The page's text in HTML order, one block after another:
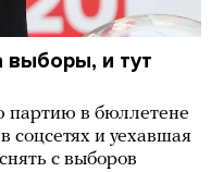
выборы, и тут
партию в бюллетене
и уехавшая
с выборов